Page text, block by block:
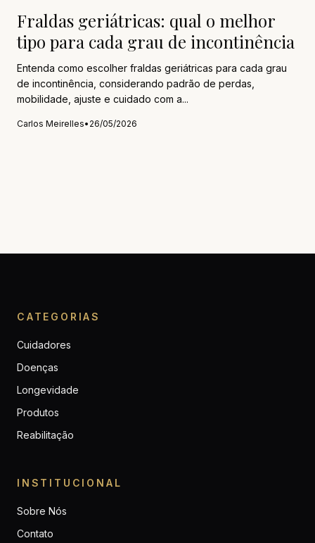
Fraldas geriátricas: qual o melhor
tipo para cada grau de incontinência
Entenda como escolher fraldas geriátricas para cada grau
de incontinência, considerando padrão de perdas,
mobilidade, ajuste e cuidado com a...
Carlos Meirelles• 26/05/2026
CATEGORIAS
Cuidadores
Doenças
Longevidade
Produtos
Reabilitação
INSTITUCIONAL
Sobre Nós
Contato